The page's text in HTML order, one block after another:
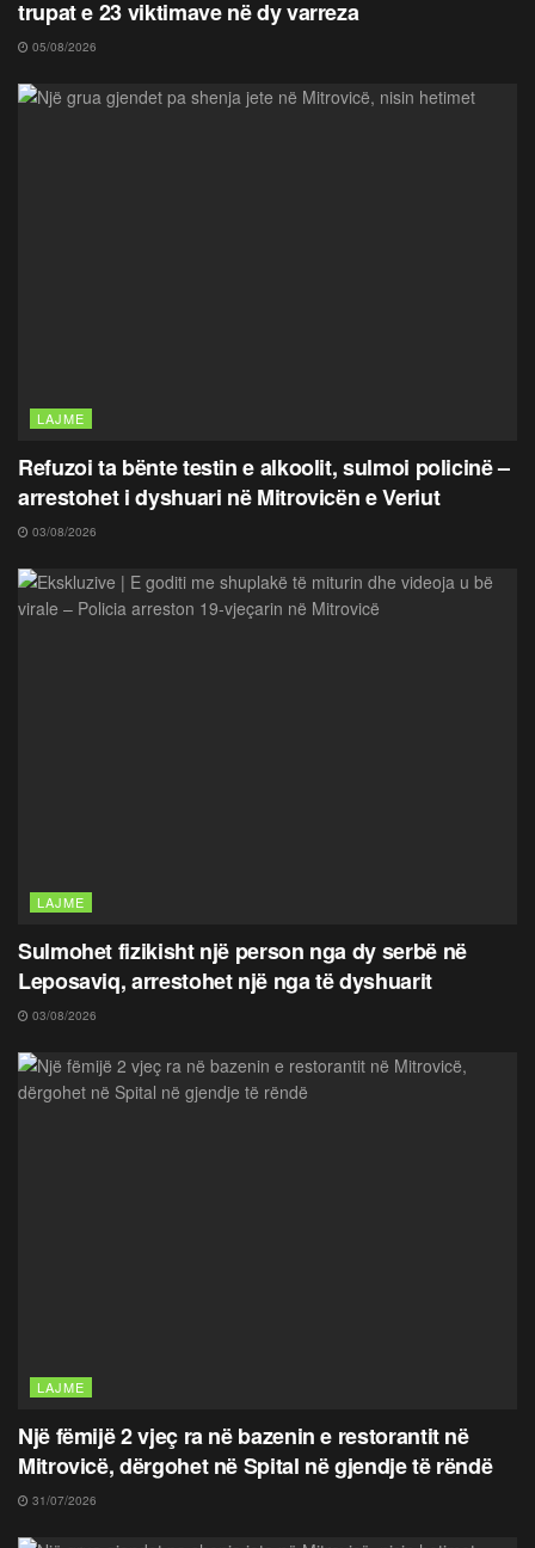
trupat e 23 viktimave në dy varreza
05/08/2026
LAJME
Refuzoi ta bënte testin e alkoolit, sulmoi policinë –
arrestohet i dyshuari në Mitrovicën e Veriut
03/08/2026
LAJME
Sulmohet fizikisht një person nga dy serbë në
Leposaviq, arrestohet një nga të dyshuarit
03/08/2026
LAJME
Një fëmijë 2 vjeç ra në bazenin e restorantit në
Mitrovicë, dërgohet në Spital në gjendje të rëndë
31/07/2026